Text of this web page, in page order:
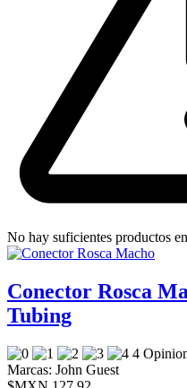
No hay suficientes productos
Conector Rosca
Tubing
4
Marcas: John Guest